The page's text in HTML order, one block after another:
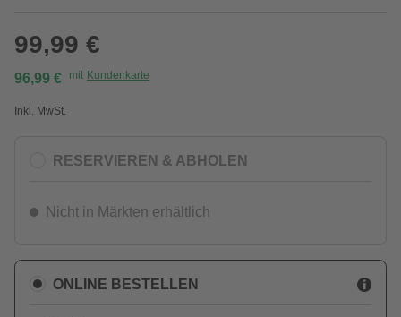
99,99 €
96,99 € mit Kundenkarte
Inkl. MwSt.
RESERVIEREN & ABHOLEN
Nicht in Märkten erhältlich
ONLINE BESTELLEN